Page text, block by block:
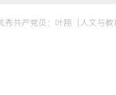
秀共产党员：叶翔（人文与